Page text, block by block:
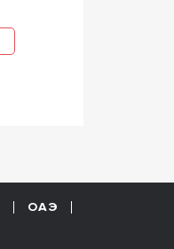
ОАЭ